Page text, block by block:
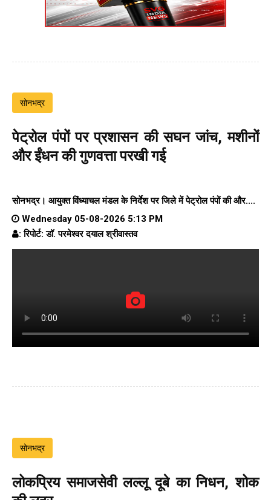
सोनभद्र
पेट्रोल पंपों पर प्रशासन की सघन जांच, मशीनों
और ईंधन की गुणवत्ता परखी गई
सोनभद्र। आयुक्त विंध्याचल मंडल के निर्देश पर जिले में पेट्रोल पंपों की और....
Wednesday 05-08-2026 5:13 PM
: रिपोर्ट: डॉ. परमेश्वर दयाल श्रीवास्तव
सोनभद्र
लोकप्रिय समाजसेवी लल्लू दूबे का निधन, शोक